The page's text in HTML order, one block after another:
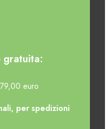
gratuita:
euro
per spedizioni